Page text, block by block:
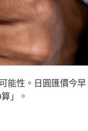
能性。日圓匯價今早
」。